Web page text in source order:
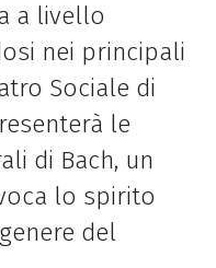
a livello
nei principali
Sociale di
le
di Bach, un
lo spirito
del